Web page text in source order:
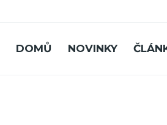
DOMŮ NOVINKY